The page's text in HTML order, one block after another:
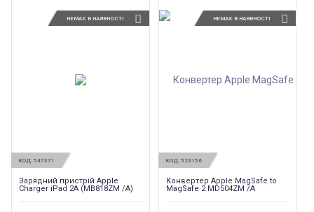
НЕМАЄ В НАЯВНОСТІ
КОД: 547371
Зарядний пристрій Apple
Charger iPad 2A (MB818ZM /A)
НЕМАЄ В НАЯВНОСТІ
КОД: 523156
Конвертер Apple MagSafe to
MagSafe 2 MD504ZM /A